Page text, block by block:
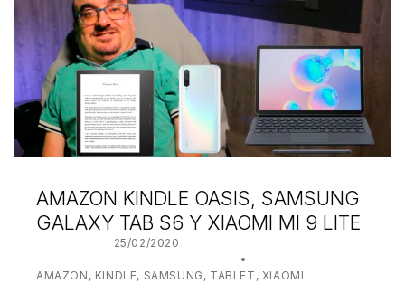
AMAZON KINDLE OASIS, SAMSUNG
GALAXY TAB S6 Y XIAOMI MI 9 LITE
25/02/2020
AMAZON , KINDLE, SAMSUNG , TABLET , XIAOMI